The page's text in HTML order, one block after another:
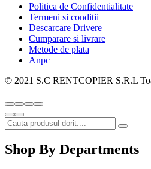
Politica de Confidentialitate
Termeni si conditii
Descarcare Drivere
Cumparare si livrare
Metode de plata
Anpc
© 2021 S.C RENTCOPIER S.R.L
Shop By Departments